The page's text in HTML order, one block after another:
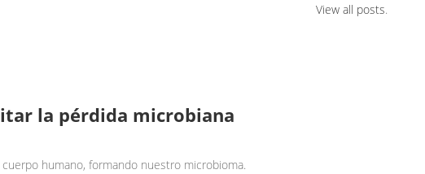
la pérdida microbiana
humano, formando nuestro microbioma.
View all posts.